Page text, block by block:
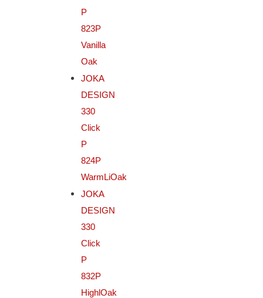
P
823P
Vanilla
Oak
JOKA
DESIGN
330
Click
P
824P
WarmLiOak
JOKA
DESIGN
330
Click
P
832P
HighlOak